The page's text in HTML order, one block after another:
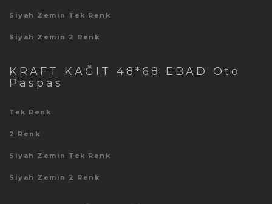
Siyah Zemin Tek Renk
Siyah Zemin 2 Renk
KRAFT KAĞIT 48*68 EBAD Oto
Paspas
Tek Renk
2 Renk
Siyah Zemin Tek Renk
Siyah Zemin 2 Renk